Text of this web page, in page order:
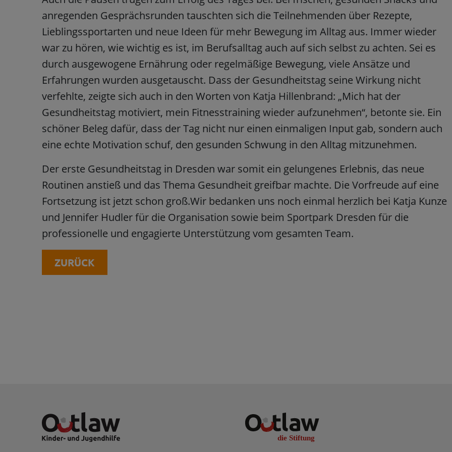
anregenden Gesprächsrunden tauschten sich die Teilnehmenden über Rezepte,
Lieblingssportarten und neue Ideen für mehr Bewegung im Alltag aus. Immer wieder
war zu hören, wie wichtig es ist, im Berufsalltag auch auf sich selbst zu achten. Sei es
durch ausgewogene Ernährung oder regelmäßige Bewegung, viele Ansätze und
Erfahrungen wurden ausgetauscht. Dass der Gesundheitstag seine Wirkung nicht
verfehlte, zeigte sich auch in den Worten von Katja Hillenbrand: „Mich hat der
Gesundheitstag motiviert, mein Fitnesstraining wieder aufzunehmen“, betonte sie. Ein
schöner Beleg dafür, dass der Tag nicht nur einen einmaligen Input gab, sondern auch
eine echte Motivation schuf, den gesunden Schwung in den Alltag mitzunehmen.
Der erste Gesundheitstag in Dresden war somit ein gelungenes Erlebnis, das neue
Routinen anstieß und das Thema Gesundheit greifbar machte. Die Vorfreude auf eine
Fortsetzung ist jetzt schon groß.Wir bedanken uns noch einmal herzlich bei Katja Kunze
und Jennifer Hudler für die Organisation sowie beim Sportpark Dresden für die
professionelle und engagierte Unterstützung vom gesamten Team.
ZURÜCK